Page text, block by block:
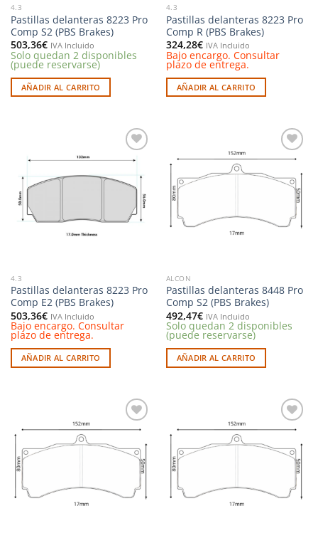
4.3
Pastillas delanteras 8223 Pro
Comp S2 (PBS Brakes)
503,36€ IVA Incluido
Solo quedan 2 disponibles
(puede reservarse)
AÑADIR AL CARRITO
4.3
Pastillas delanteras 8223 Pro
Comp R (PBS Brakes)
324,28€ IVA Incluido
Bajo encargo. Consultar
plazo de entrega.
AÑADIR AL CARRITO
Añadir
lista de
deseos
4.3
Pastillas delanteras 8223 Pro
Comp E2 (PBS Brakes)
503,36€ IVA Incluido
Bajo encargo. Consultar
plazo de entrega.
AÑADIR AL CARRITO
Añadir
lista de
deseos
ALCON
Pastillas delanteras 8448 Pro
Comp S2 (PBS Brakes)
492,47€ IVA Incluido
Solo quedan 2 disponibles
(puede reservarse)
AÑADIR AL CARRITO
Añadir
lista de
deseos
Añadir
lista de
deseos